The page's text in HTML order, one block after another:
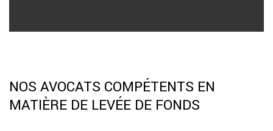
NOS AVOCATS COMPÉTENTS EN
MATIÈRE DE LEVÉE DE FONDS